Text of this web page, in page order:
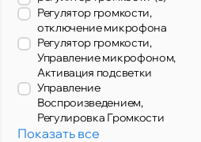
Регулятор громкости,
отключение микрофона
Регулятор громкости,
Управление микрофоном,
Активация подсветки
Управление
Воспроизведением,
Регулировка Громкости
Показать все